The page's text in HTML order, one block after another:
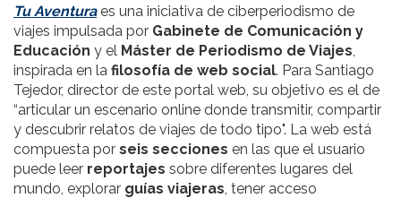
Tu Aventuraes una iniciativa de ciberperiodismo de
viajes impulsada por Gabinete de Comunicación y
Educación y el Máster de Periodismo de Viajes
inspirada en la filosofía de web social. Para Santiago
Tejedor, director de este portal web, su objetivo es el de
“articular un escenario online donde transmitir, compartir
y descubrir relatos de viajes de todo tipo". La web está
compuesta por seis secciones en las que el usuario
puede leer reportajes sobre diferentes lugares del
mundo, explorar guías viajeras , tener acceso